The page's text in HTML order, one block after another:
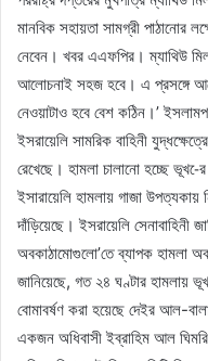
মানবিক সহায়তা সামগ্রী পাঠানোর
নেবেন। খবর এএফপির। ম্যাথিউ
আলোচনাই সহজ হবে। এ প্রসঙ্গে
নেওয়াটাও হবে বেশ কঠিন।’
ইসরায়েলি সামরিক বাহিনী
রেখেছে। হামলা চালানো হচ্ছে ভূখ-
ইসারায়েলি হামলায় গাজা
দাঁড়িয়েছে। ইসরায়েলি সেনাবাহিনী
অবকাঠামোগুলো’তে ব্যাপক হামলা
জানিয়েছে, গত ২৪ ঘণ্টার হামলায়
বোমাবর্ষণ করা হয়েছে দেইর আল-
একজন অধিবাসী ইব্রাহিম আল